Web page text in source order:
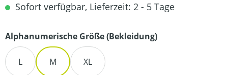
Sofort verfügbar, Lieferzeit: 2 - 5 Tage
Alphanumerische Größe (Bekleidung)auswählen
L M XL